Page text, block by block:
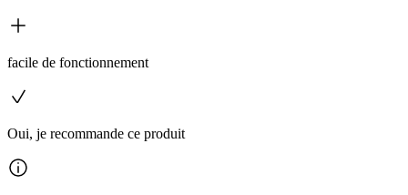
facile de fonctionnement
Oui, je recommande ce produit